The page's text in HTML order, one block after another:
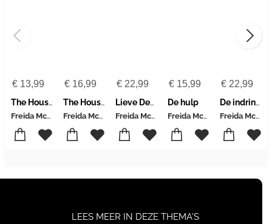
€13,99
The Housemaid's Wedding
Freida McFadden
€16,99
The Housemaid's Secret
Freida McFadden
€ 22,99
Lieve Debbie
Freida McFadden
€ 15,99
De hulp
Freida McFadden
€ 22,99
De indringer
Freida Mcfadden
LEES MEER IN DEZE THEMA'S